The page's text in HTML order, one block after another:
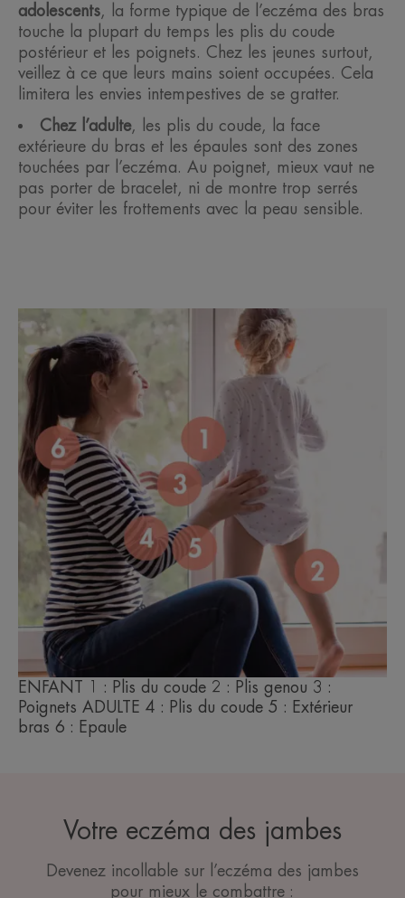
adolescents, la forme typique de l’eczéma des bras
touche la plupart du temps les plis du coude
postérieur et les poignets. Chez les jeunes surtout,
veillez à ce que leurs mains soient occupées. Cela
limitera les envies intempestives de se gratter.
Chez l’adulte, les plis du coude, la face
extérieure du bras et les épaules sont des zones
touchées par l’eczéma. Au poignet, mieux vaut ne
pas porter de bracelet, ni de montre trop serrés
pour éviter les frottements avec la peau sensible.
ENFANT 1 : Plis du coude 2 : Plis genou 3 :
Poignets ADULTE 4 : Plis du coude 5 : Extérieur
bras 6 : Epaule
Votre eczéma des jambes
Devenez incollable sur l’eczéma des jambes
pour mieux le combattre :